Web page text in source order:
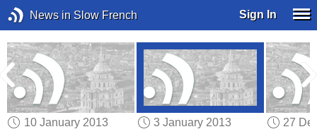
News in Slow French Sign In
10 January 2013
3 January 2013
27